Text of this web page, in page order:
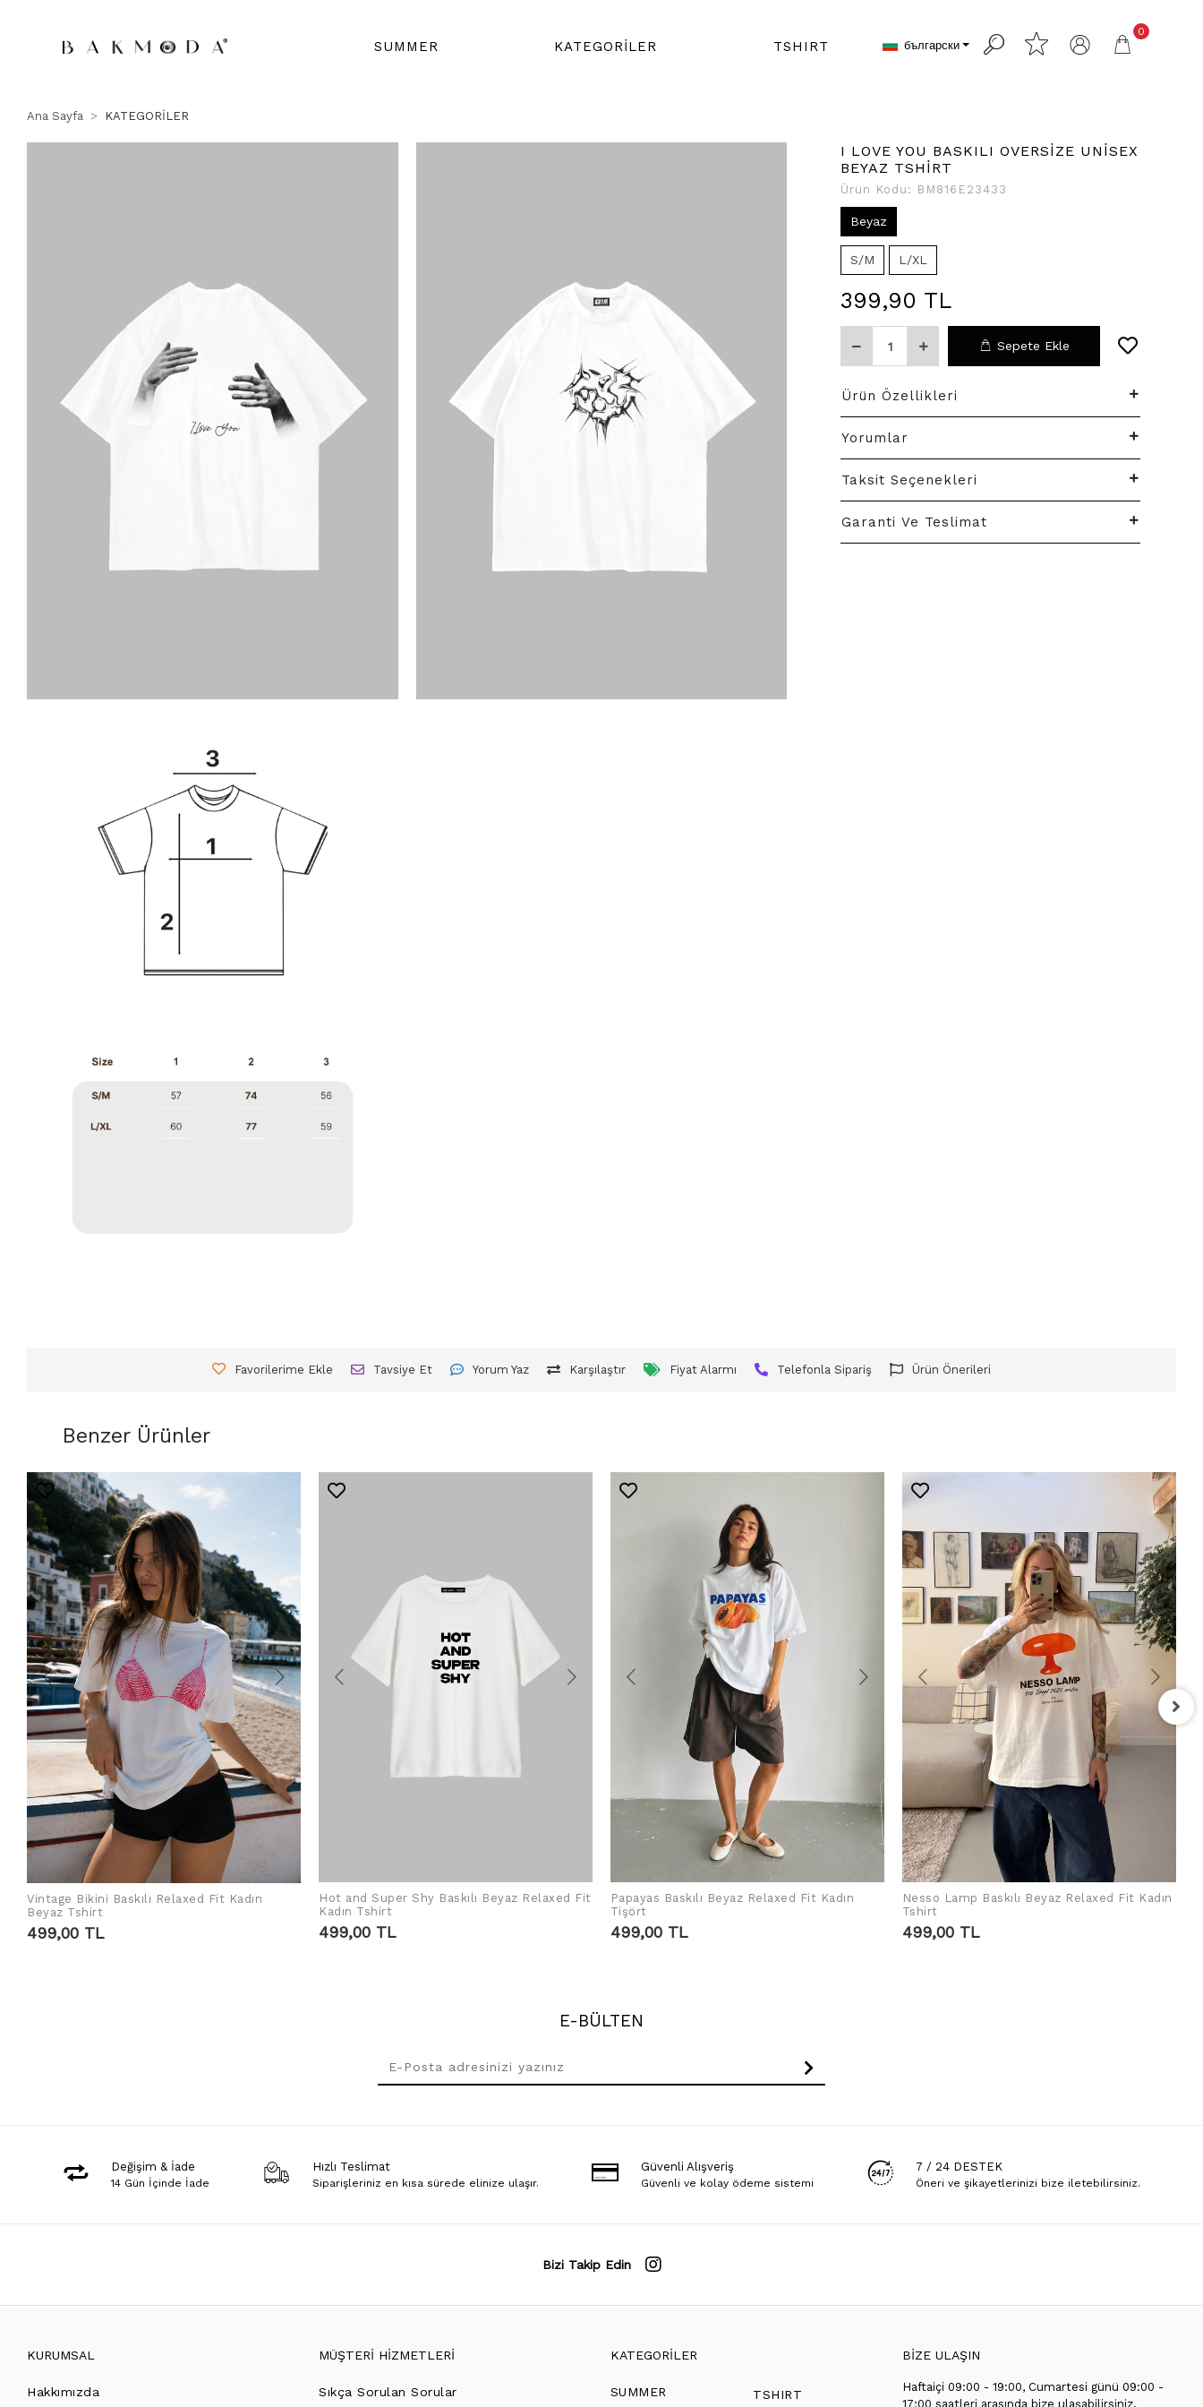
SUMMER KATEGORİLER TSHIRT български
0
Ana Sayfa KATEGORİLER
I LOVE YOU BASKILI OVERSİZE UNİSEX
BEYAZ TSHİRT
Ürün Kodu: BM816E23433
Beyaz
S/M L/XL
399,90 TL
Sepete Ekle
Ürün Özellikleri
Yorumlar
Taksit Seçenekleri
Garanti Ve Teslimat
Favorilerime Ekle Tavsiye Et Yorum Yaz Karşılaştır Fiyat Alarmı Telefonla Sipariş Ürün Önerileri
Benzer Ürünler
Vintage Bikini Baskılı Relaxed Fit Kadın
Beyaz Tshirt
499,00 TL
SEPETE EKLE
Hot and Super Shy Baskılı Beyaz Relaxed Fit
Kadın Tshirt
499,00 TL
SEPETE EKLE
Papayas Baskılı Beyaz Relaxed Fit Kadın
Tişört
499,00 TL
SEPETE EKLE
Nesso Lamp Baskılı Beyaz Relaxed Fit Kadın
Tshirt
499,00 TL
E-BÜLTEN
Değişim & İade
14 Gün İçinde İade
Hızlı Teslimat
Siparişleriniz en kısa sürede elinize ulaşır.
Güvenli Alışveriş
Güvenli ve kolay ödeme sistemi
7 / 24 DESTEK
Öneri ve şikayetlerinizi bize iletebilirsiniz.
Bizi Takip Edin
KURUMSAL
Hakkımızda
MÜŞTERİ HİZMETLERİ
Sıkça Sorulan Sorular
KATEGORİLER
SUMMER TSHIRT
BİZE ULAŞIN
Haftaiçi 09:00 - 19:00, Cumartesi günü 09:00 -
17:00 saatleri arasında bize ulaşabilirsiniz.